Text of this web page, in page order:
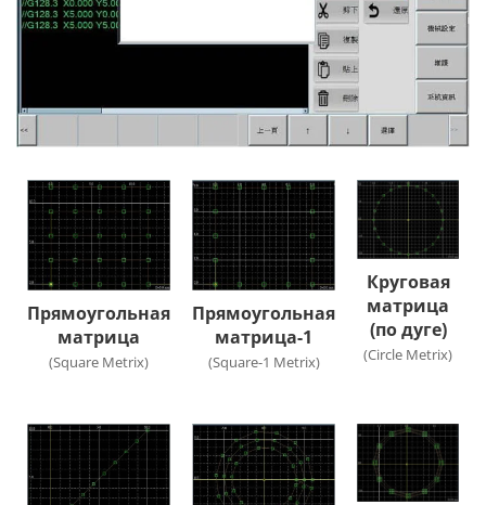
Прямоугольная
матрица
(Square Metrix)
Прямоугольная
матрица-1
(Square-1 Metrix)
Круговая
матрица
(по дуге)
(Circle Metrix)